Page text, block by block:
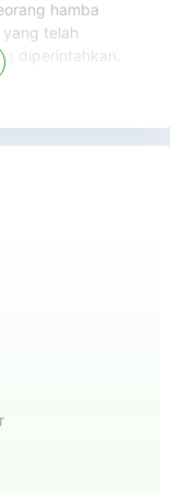
hamba
telah
diperintahkan.